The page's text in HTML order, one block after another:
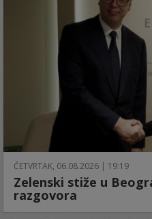
ČETVRTAK, 06.08.2026 | 19:19
Zelenski stiže u
razgovora